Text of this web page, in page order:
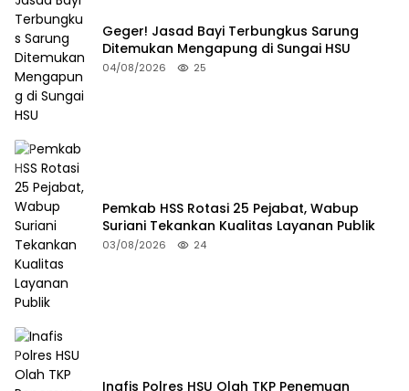
Geger! Jasad Bayi Terbungkus Sarung
Ditemukan Mengapung di Sungai HSU
04/08/2026 25
Pemkab HSS Rotasi 25 Pejabat, Wabup
Suriani Tekankan Kualitas Layanan Publik
03/08/2026 24
Inafis Polres HSU Olah TKP Penemuan